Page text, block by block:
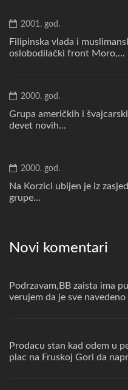
2001. god.
Filipinska vlada i
oslobodilački front Moro,...
2000. god.
Grupa američkih i
devet novih...
2000. god.
Na Korzici ubijen je iz
grupe...
Novi komentari
Podrzavam,BB zaista ima
verujem da je sve
Prodacu stan kad odem u
plac na Fruskoj Gori da